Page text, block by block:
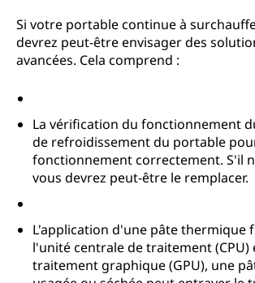
Si votre portable continue à
devrez peut-être envisager des
avancées. Cela comprend :
La vérification du fonctionnement
de refroidissement du portable
fonctionnement correctement. S'il
vous devrez peut-être le remplacer.
L'application d'une pâte thermique
l'unité centrale de traitement (CPU)
traitement graphique (GPU), une